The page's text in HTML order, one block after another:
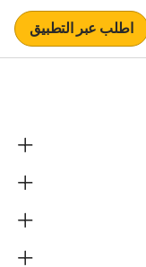
اطلب عبر التطبيق